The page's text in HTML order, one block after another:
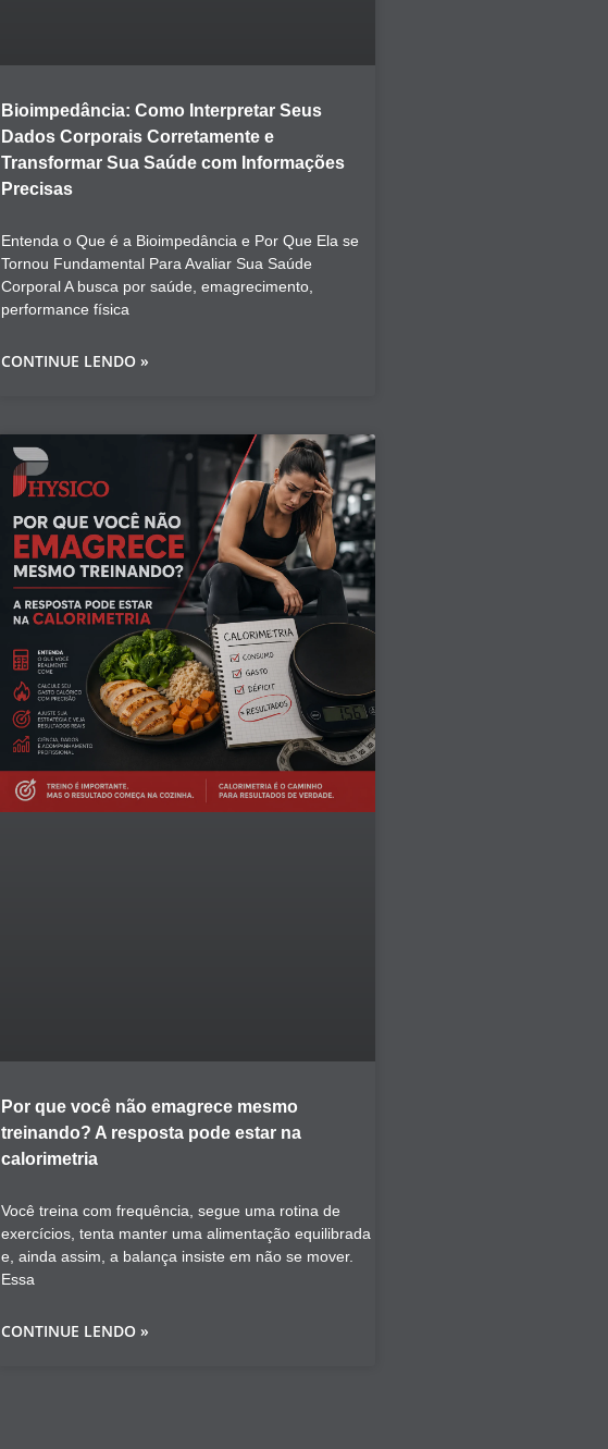
Bioimpedância: Como Interpretar Seus
Dados Corporais Corretamente e
Transformar Sua Saúde com Informações
Precisas
Entenda o Que é a Bioimpedância e Por Que Ela se
Tornou Fundamental Para Avaliar Sua Saúde
Corporal A busca por saúde, emagrecimento,
performance física
CONTINUE LENDO »
Por que você não emagrece mesmo
treinando? A resposta pode estar na
calorimetria
Você treina com frequência, segue uma rotina de
exercícios, tenta manter uma alimentação equilibrada
e, ainda assim, a balança insiste em não se mover.
Essa
CONTINUE LENDO »